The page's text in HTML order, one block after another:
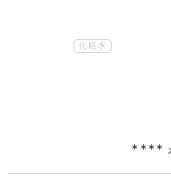
化粧水
∗∗∗∗